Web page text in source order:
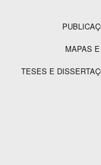
RodapéMAPAS
TESES E